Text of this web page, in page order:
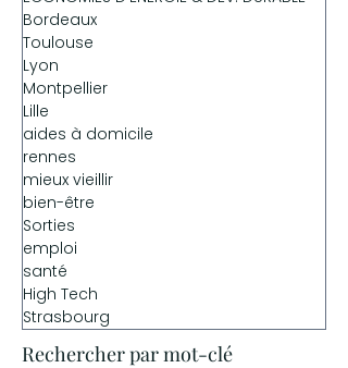
Bordeaux
Toulouse
Lyon
Montpellier
Lille
aides à domicile
rennes
mieux vieillir
bien-être
Sorties
emploi
santé
High Tech
Strasbourg
Rechercher par mot-clé